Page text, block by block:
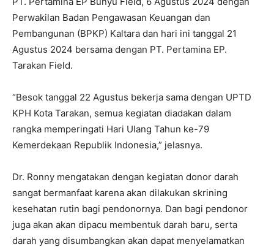
Perwakilan Badan Pengawasan Keuangan dan
Pembangunan (BPKP) Kaltara dan hari ini tanggal 21
Agustus 2024 bersama dengan PT. Pertamina EP.
Tarakan Field.
“Besok tanggal 22 Agustus bekerja sama dengan UPTD
KPH Kota Tarakan, semua kegiatan diadakan dalam
rangka memperingati Hari Ulang Tahun ke-79
Kemerdekaan Republik Indonesia,” jelasnya.
Dr. Ronny mengatakan dengan kegiatan donor darah
sangat bermanfaat karena akan dilakukan skrining
kesehatan rutin bagi pendonornya. Dan bagi pendonor
juga akan akan dipacu membentuk darah baru, serta
darah yang disumbangkan akan dapat menyelamatkan